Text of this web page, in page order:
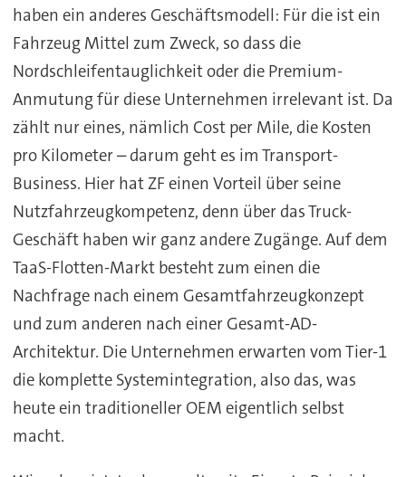
haben ein anderes Geschäftsmodell: Für die ist ein
Fahrzeug Mittel zum Zweck, so dass die
Nordschleifentauglichkeit oder die Premium-
Anmutung für diese Unternehmen irrelevant ist. Da
zählt nur eines, nämlich Cost per Mile, die Kosten
pro Kilometer – darum geht es im Transport-
Business. Hier hat ZF einen Vorteil über seine
Nutzfahrzeugkompetenz, denn über das Truck-
Geschäft haben wir ganz andere Zugänge. Auf dem
TaaS-Flotten-Markt besteht zum einen die
Nachfrage nach einem Gesamtfahrzeugkonzept
und zum anderen nach einer Gesamt-AD-
Architektur. Die Unternehmen erwarten vom Tier-1
die komplette Systemintegration, also das, was
heute ein traditioneller OEM eigentlich selbst
macht.